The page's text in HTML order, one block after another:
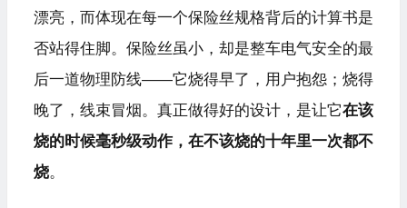
漂亮，而体现在每一个保险丝规格背后的计算书是
否站得住脚。保险丝虽小，却是整车电气安全的最
后一道物理防线——它烧得早了，用户抱怨；烧得
晚了，线束冒烟。真正做得好的设计，是让它在该
烧的时候毫秒级动作，在不该烧的十年里一次都不
烧。